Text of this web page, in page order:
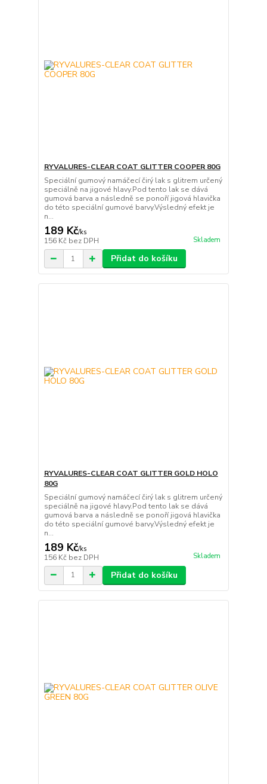
RYVALURES-CLEAR COAT GLITTER COOPER 80G
Speciální gumový namáčecí čirý lak s glitrem určený
speciálně na jigové hlavy.Pod tento lak se dává
gumová barva a následně se ponoří jigová hlavička
do této speciální gumové barvy.Výsledný efekt je
n...
189 Kč/ks
156 Kč bez DPH Skladem
Přidat do košíku
RYVALURES-CLEAR COAT GLITTER GOLD HOLO
80G
Speciální gumový namáčecí čirý lak s glitrem určený
speciálně na jigové hlavy.Pod tento lak se dává
gumová barva a následně se ponoří jigová hlavička
do této speciální gumové barvy.Výsledný efekt je
n...
189 Kč/ks
156 Kč bez DPH Skladem
Přidat do košíku